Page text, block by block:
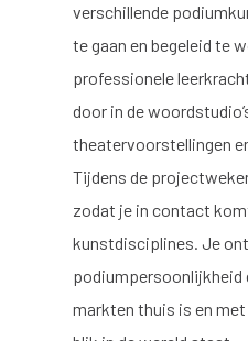
verschillende
te gaan en begeleid te
professionele
door in de
theatervoorstellingen
Tijdens de
zodat je in contact
kunstdisciplines. Je
podiumpersoonlijkheid
markten thuis is en